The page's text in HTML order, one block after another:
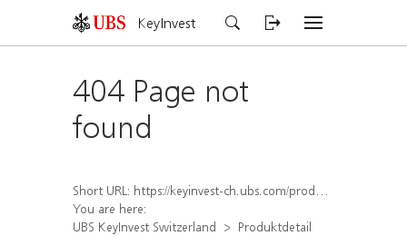
KeyInvest
404 Page not
found
Short URL: https://keyinvest-ch.ubs.com/produkt/detail/index/isin/CH1570362173
You are here:
UBS KeyInvest Switzerland
Produktdetail